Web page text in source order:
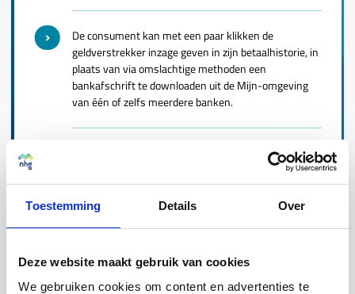
Toestemming Details Over
Deze website maakt gebruik van cookies
We gebruiken cookies om content en advertenties te
De consument kan met een paar klikken de
geldverstrekker inzage geven in zijn betaalhistorie, in
plaats van via omslachtige methoden een
bankafschrift te downloaden uit de Mijn-omgeving
van één of zelfs meerdere banken.
Minder risico voor zowel de consument als de
geldverstrekker, omdat de hypotheek perfect aansluit
op het gedrag van de consument.